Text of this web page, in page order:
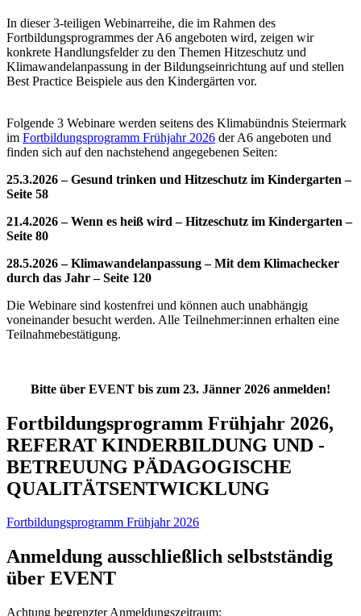
In dieser 3-teiligen Webinarreihe, die im Rahmen des
Fortbildungsprogrammes der A6 angeboten wird, zeigen wir
konkrete Handlungsfelder zu den Themen Hitzeschutz und
Klimawandelanpassung in der Bildungseinrichtung auf und stellen
Best Practice Beispiele aus den Kindergärten vor.
Folgende 3 Webinare werden seitens des Klimabündnis Steiermark
im Fortbildungsprogramm Frühjahr 2026 der A6 angeboten und
finden sich auf den nachstehend angegebenen Seiten:
25.3.2026 – Gesund trinken und Hitzeschutz im Kindergarten –
Seite 58
21.4.2026 – Wenn es heiß wird – Hitzeschutz im Kindergarten –
Seite 80
28.5.2026 – Klimawandelanpassung – Mit dem Klimachecker
durch das Jahr – Seite 120
Die Webinare sind kostenfrei und können auch unabhängig
voneinander besucht werden. Alle Teilnehmer:innen erhalten eine
Teilnahmebestätigung.
Bitte über EVENT bis zum 23. Jänner 2026 anmelden!
Fortbildungsprogramm Frühjahr 2026,
REFERAT KINDERBILDUNG UND -
BETREUUNG PÄDAGOGISCHE
QUALITÄTSENTWICKLUNG
Fortbildungsprogramm Frühjahr 2026
Anmeldung ausschließlich selbstständig
über EVENT
Achtung begrenzter Anmeldungszeitraum: